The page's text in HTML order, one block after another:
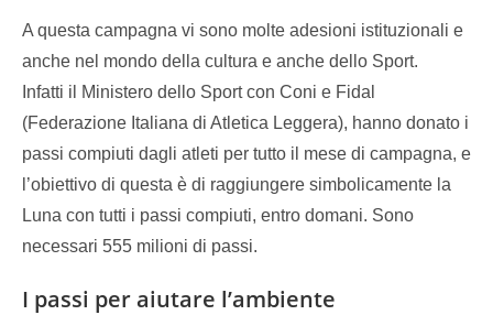
A questa campagna vi sono molte adesioni istituzionali e
anche nel mondo della cultura e anche dello Sport.
Infatti il Ministero dello Sport con Coni e Fidal
(Federazione Italiana di Atletica Leggera), hanno donato i
passi compiuti dagli atleti per tutto il mese di campagna, e
l’obiettivo di questa è di raggiungere simbolicamente la
Luna con tutti i passi compiuti, entro domani. Sono
necessari 555 milioni di passi.
I passi per aiutare l’ambiente